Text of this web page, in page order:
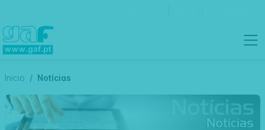
Inicio Notícias